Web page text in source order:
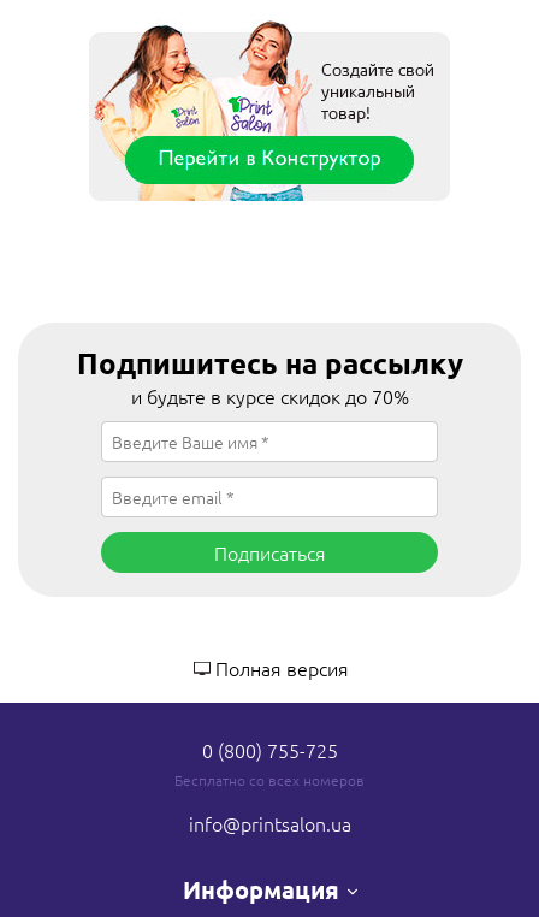
Подпишитесь на рассылку
и будьте в курсе скидок до 70%
Подписаться
Полная версия
0 (800) 755-725
Бесплатно со всех номеров
info@printsalon.ua
Информация